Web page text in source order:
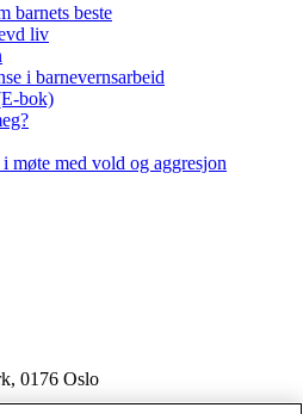
barnets beste
liv
i barnevernsarbeid
bok)
møte med vold og aggresjon
0176 Oslo